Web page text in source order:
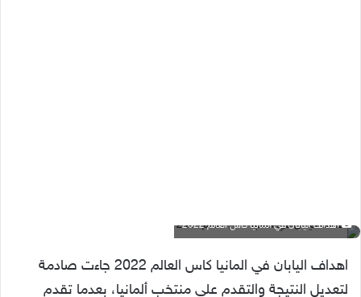
اهداف اليابان في المانيا كاس العالم 2022
اهداف اليابان في المانيا كاس العالم 2022 جاءت صادمة
لتعديل النتيجة والتقدم على منتخب ألمانيا، بعدما تقدم